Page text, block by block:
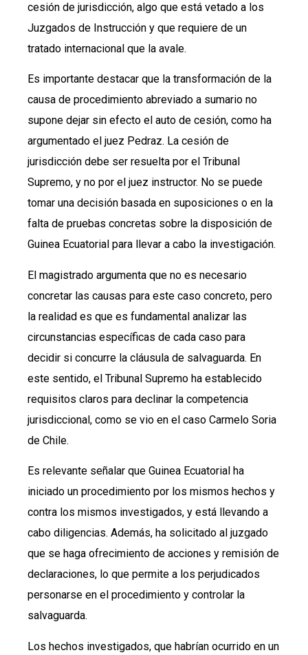
cesión de jurisdicción, algo que está vetado a los
Juzgados de Instrucción y que requiere de un
tratado internacional que la avale.
Es importante destacar que la transformación de la
causa de procedimiento abreviado a sumario no
supone dejar sin efecto el auto de cesión, como ha
argumentado el juez Pedraz. La cesión de
jurisdicción debe ser resuelta por el Tribunal
Supremo, y no por el juez instructor. No se puede
tomar una decisión basada en suposiciones o en la
falta de pruebas concretas sobre la disposición de
Guinea Ecuatorial para llevar a cabo la investigación.
El magistrado argumenta que no es necesario
concretar las causas para este caso concreto, pero
la realidad es que es fundamental analizar las
circunstancias específicas de cada caso para
decidir si concurre la cláusula de salvaguarda. En
este sentido, el Tribunal Supremo ha establecido
requisitos claros para declinar la competencia
jurisdiccional, como se vio en el caso Carmelo Soria
de Chile.
Es relevante señalar que Guinea Ecuatorial ha
iniciado un procedimiento por los mismos hechos y
contra los mismos investigados, y está llevando a
cabo diligencias. Además, ha solicitado al juzgado
que se haga ofrecimiento de acciones y remisión de
declaraciones, lo que permite a los perjudicados
personarse en el procedimiento y controlar la
salvaguarda.
Los hechos investigados, que habrían ocurrido en un